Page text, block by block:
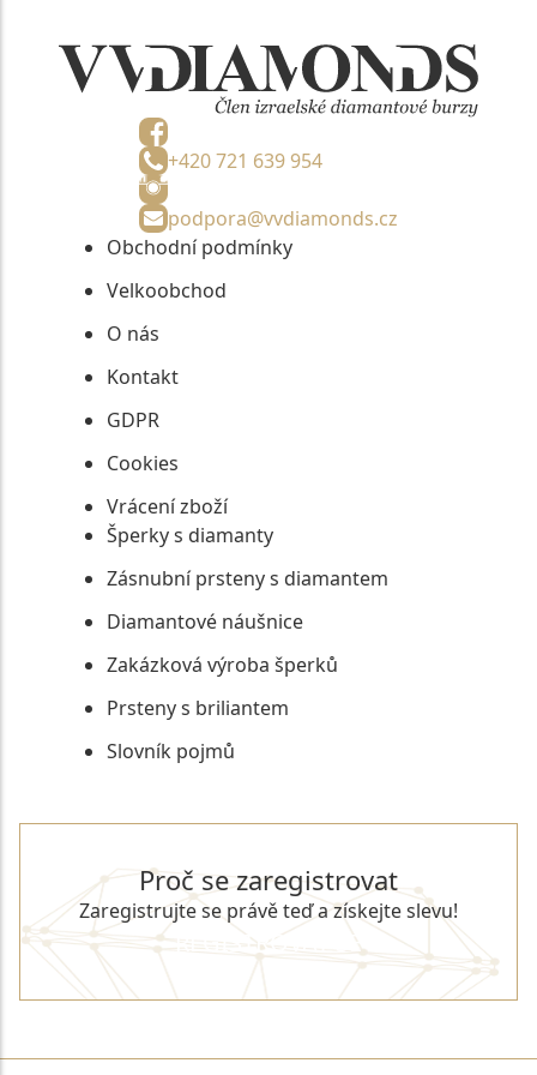
+420 721 639 954
podpora@vvdiamonds.cz
Obchodní podmínky
Velkoobchod
O nás
Kontakt
GDPR
Cookies
Vrácení zboží
Šperky s diamanty
Zásnubní prsteny s diamantem
Diamantové náušnice
Zakázková výroba šperků
Prsteny s briliantem
Slovník pojmů
Proč se zaregistrovat
Zaregistrujte se právě teď a získejte slevu!
REGISTROVAT SE